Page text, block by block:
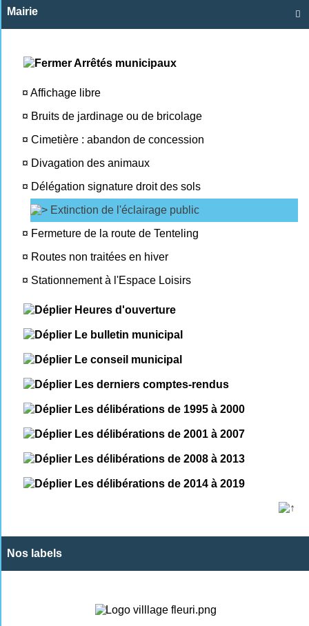

Mairie
Arrêtés municipaux
¤ Affichage libre
¤ Bruits de jardinage ou de bricolage
¤ Cimetière : abandon de concession
¤ Divagation des animaux
¤ Délégation signature droit des sols
Extinction de l'éclairage public
¤ Fermeture de la route de Tenteling
¤ Routes non traitées en hiver
¤ Stationnement à l'Espace Loisirs
Heures d'ouverture
Le bulletin municipal
Le conseil municipal
Les derniers comptes-rendus
Les délibérations de 1995 à 2000
Les délibérations de 2001 à 2007
Les délibérations de 2008 à 2013
Les délibérations de 2014 à 2019
Nos labels